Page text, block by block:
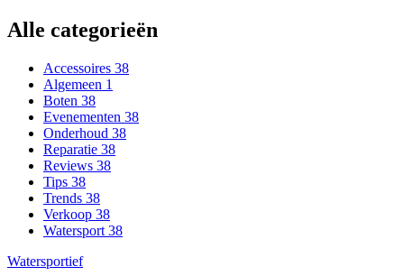
Alle categorieën
Accessoires 38
Algemeen 1
Boten 38
Evenementen 38
Onderhoud 38
Reparatie 38
Reviews 38
Tips 38
Trends 38
Verkoop 38
Watersport 38
Watersportief